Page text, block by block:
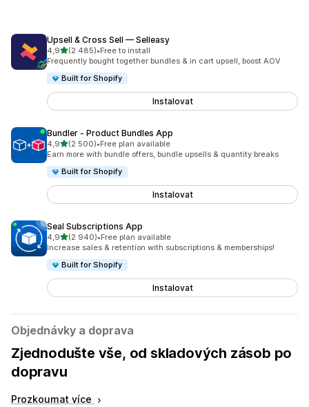
Upsell & Cross Sell — Selleasy
4,9z 5 hvězd
(2 485)
Celkový počet recenzí: 2485
•Free to install
Frequently bought together bundles & in cart upsell, boost AOV
Built for Shopify
Instalovat
Bundler ‑ Product Bundles App
4,9z 5 hvězd
(2 500)
Celkový počet recenzí: 2500
•Free plan available
Earn more with bundle offers, bundle upsells & quantity breaks
Built for Shopify
Instalovat
Seal Subscriptions App
4,9z 5 hvězd
(2 940)
Celkový počet recenzí: 2940
•Free plan available
Increase sales & retention with subscriptions & memberships!
Built for Shopify
Instalovat
Objednávky a doprava
Zjednodušte vše, od skladových zásob po
dopravu
Prozkoumat více